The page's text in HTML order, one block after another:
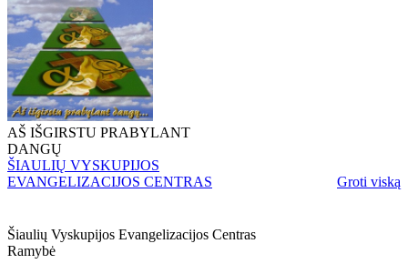
AŠ IŠGIRSTU PRABYLANT
DANGŲ
ŠIAULIŲ VYSKUPIJOS
EVANGELIZACIJOS CENTRAS
Groti viską
Šiaulių Vyskupijos Evangelizacijos Centras
Ramybė